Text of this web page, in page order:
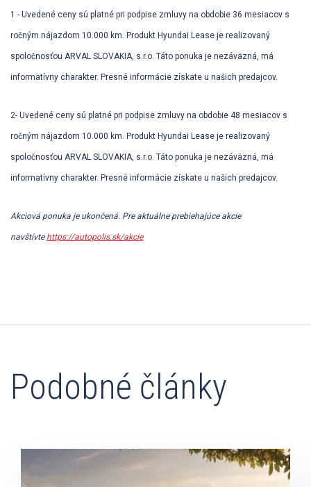
1 - Uvedené ceny sú platné pri podpise zmluvy na obdobie 36 mesiacov s
ročným nájazdom 10.000 km. Produkt Hyundai Lease je realizovaný
spoločnosťou ARVAL SLOVAKIA, s.r.o. Táto ponuka je nezáväzná, má
informatívny charakter. Presné informácie získate u našich predajcov.
2- Uvedené ceny sú platné pri podpise zmluvy na obdobie 48 mesiacov s
ročným nájazdom 10.000 km. Produkt Hyundai Lease je realizovaný
spoločnosťou ARVAL SLOVAKIA, s.r.o. Táto ponuka je nezáväzná, má
informatívny charakter. Presné informácie získate u našich predajcov.
Akciová ponuka je ukončená. Pre aktuálne prebiehajúce akcie
navštívte https://autopolis.sk/akcie
Podobné články